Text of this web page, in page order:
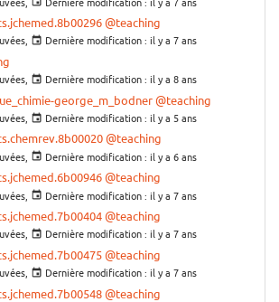
@teaching
Dernière modification : il y a 7 ans
Dernière modification : il y a 8 ans
george_m_bodner@teaching
Dernière modification : il y a 5 ans
@teaching
Dernière modification : il y a 6 ans
@teaching
Dernière modification : il y a 7 ans
@teaching
Dernière modification : il y a 7 ans
@teaching
Dernière modification : il y a 7 ans
@teaching